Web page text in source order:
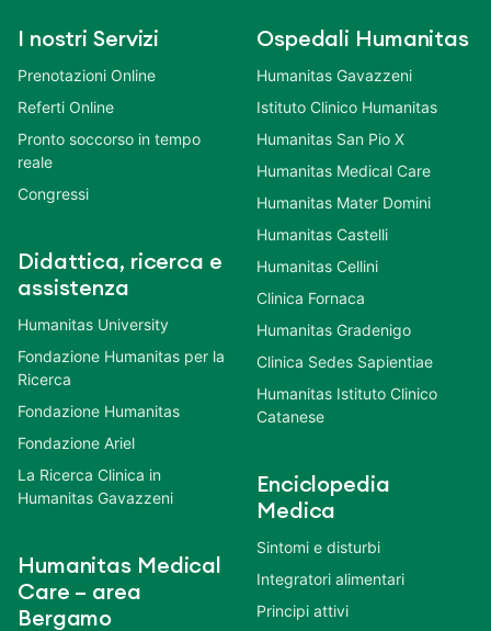
I nostri Servizi
Prenotazioni Online
Referti Online
Pronto soccorso in tempo
reale
Congressi
Didattica, ricerca e
assistenza
Humanitas University
Fondazione Humanitas per la
Ricerca
Fondazione Humanitas
Fondazione Ariel
La Ricerca Clinica in
Humanitas Gavazzeni
Humanitas Medical
Care – area
Bergamo
Ospedali Humanitas
Humanitas Gavazzeni
Istituto Clinico Humanitas
Humanitas San Pio X
Humanitas Medical Care
Humanitas Mater Domini
Humanitas Castelli
Humanitas Cellini
Clinica Fornaca
Humanitas Gradenigo
Clinica Sedes Sapientiae
Humanitas Istituto Clinico
Catanese
Enciclopedia
Medica
Sintomi e disturbi
Integratori alimentari
Principi attivi